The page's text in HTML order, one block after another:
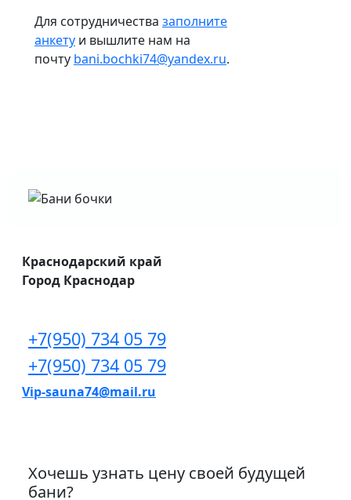
Для сотрудничества заполните
анкету и вышлите нам на
почту bani.bochki74@yandex.ru.
Краснодарский край
Город Краснодар
+7(950) 734 05 79
+7(950) 734 05 79
Vip-sauna74@mail.ru
Хочешь узнать цену своей будущей
бани?